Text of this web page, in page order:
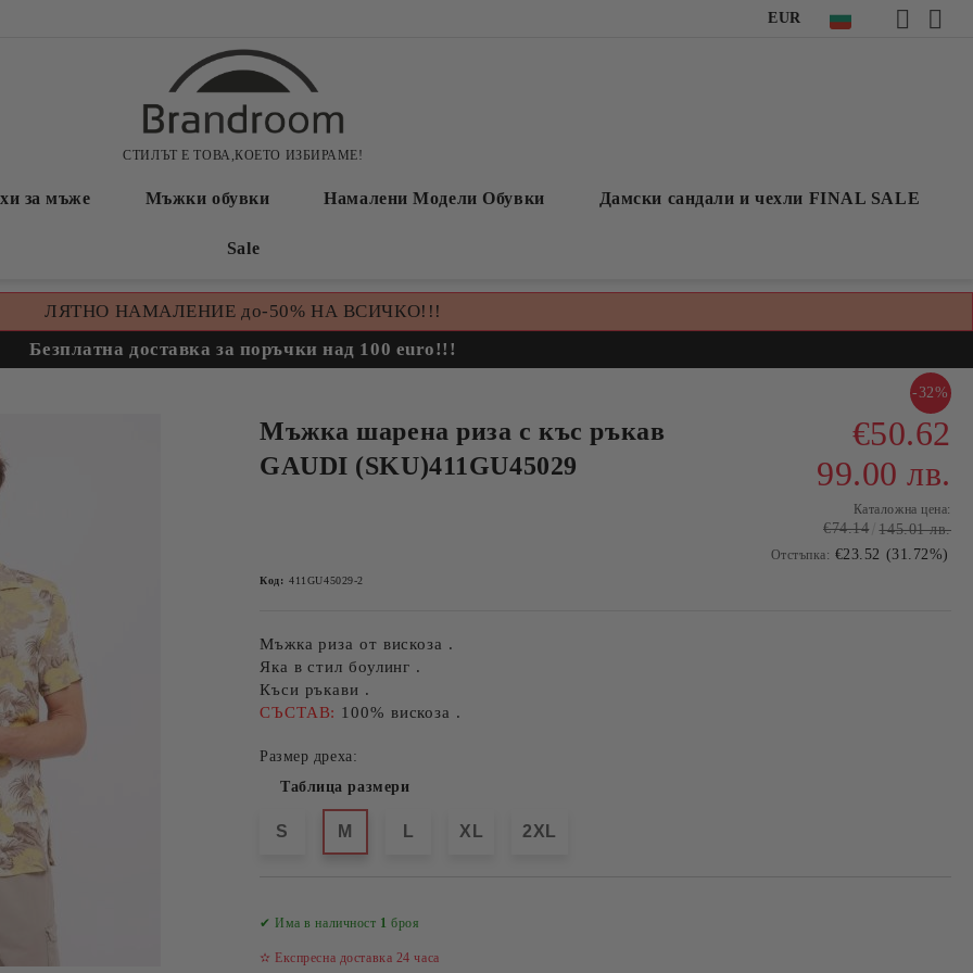
EUR
СТИЛЪТ Е ТОВА,КОЕТО ИЗБИРАМЕ!
за мъже Мъжки обувки Намалени Модели Обувки Дамски сандали и чехли FINAL SALE
Sale
ЛЯТНО НАМАЛЕНИЕ до-50% НА ВСИЧКО!!!
Безплатна доставка за поръчки над 100 euro!!!
Мъжка шарена риза с къс ръкав
GAUDI (SKU)411GU45029
-32%
€50.62
99.00 лв.
Каталожна цена:
€74.14 145.01 лв.
Отстъпка: €23.52 (31.72%)
Код: 411GU45029-2
Мъжка риза от вискоза .
Яка в стил боулинг .
Къси ръкави .
СЪСТАВ: 100% вискоза .
Размер дреха:
Таблица размери
S M L XL 2XL
✔ Има в наличност 1 броя
✫ Експресна доставка 24 часа